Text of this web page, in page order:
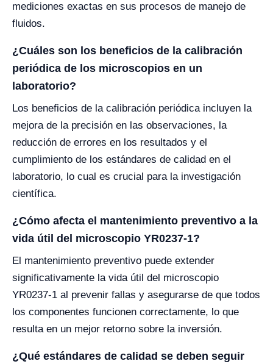
mediciones exactas en sus procesos de manejo de
fluidos.
¿Cuáles son los beneficios de la calibración
periódica de los microscopios en un
laboratorio?
Los beneficios de la calibración periódica incluyen la
mejora de la precisión en las observaciones, la
reducción de errores en los resultados y el
cumplimiento de los estándares de calidad en el
laboratorio, lo cual es crucial para la investigación
científica.
¿Cómo afecta el mantenimiento preventivo a la
vida útil del microscopio YR0237-1?
El mantenimiento preventivo puede extender
significativamente la vida útil del microscopio
YR0237-1 al prevenir fallas y asegurarse de que todos
los componentes funcionen correctamente, lo que
resulta en un mejor retorno sobre la inversión.
¿Qué estándares de calidad se deben seguir